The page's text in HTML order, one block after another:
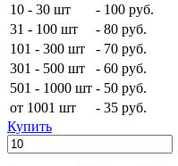
10 - 30 шт
- 100 руб.
31 - 100 шт
- 80 руб.
101 - 300 шт
- 70 руб.
301 - 500 шт
- 60 руб.
501 - 1000 шт - 50 руб.
от 1001 шт
- 35 руб.
Купить